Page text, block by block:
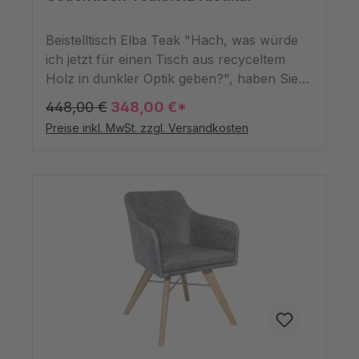
von der Natur so gewollt ist.
Beistelltisch Elba Teak "Hach, was würde
ich jetzt für einen Tisch aus recyceltem
Holz in dunkler Optik geben?", haben Sie
sich schon das ein oder das andere Mal
gefragt? Na dann haben wir hier die
perfekte Lösung für Sie! Unsere "Elba"
dem Teakbaum entstammt, wurde schon
früher im Hausbau verwendet. Deshalb
haben wir einen Tisch daraus gemacht.
Dieser Wohnzimmertisch ist aus recyceltem
Teakholz und hat die quadratischen Maße
Breite und Tiefe je 60cm sowie eine Höhe
von 45cm. Das Produkt aus recyceltem
Material lässt sich mit einem feuchten Tuch
oder Staubwedel reinigen. Achja, er hat
448,00 € 348,00 €*
Preise inkl. MwSt. zzgl. Versandkosten